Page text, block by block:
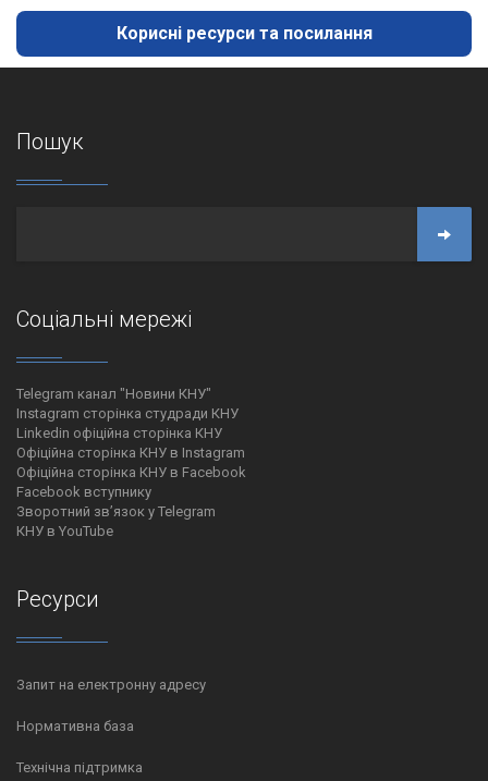
Корисні ресурси та посилання
Пошук
Соціальні мережі
Telegram канал "Новини КНУ"
Instagram сторінка студради КНУ
Linkedin офіційна сторінка КНУ
Офіційна сторінка КНУ в Instagram
Офіційна сторінка КНУ в Facebook
Facebook вступнику
Зворотний зв’язок у Telegram
КНУ в YouTube
Ресурси
Запит на електронну адресу
Нормативна база
Технічна підтримка